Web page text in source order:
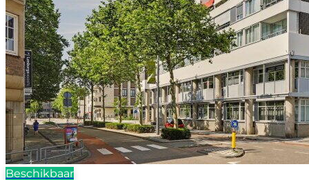
Beschikbaar